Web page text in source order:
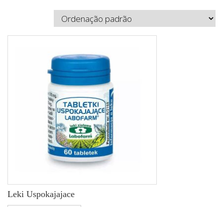
Leki Uspokajajace